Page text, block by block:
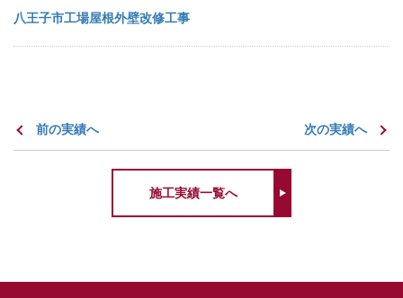
八王子市工場屋根外壁改修工事
前の実績へ 次の実績へ
施工実績一覧へ